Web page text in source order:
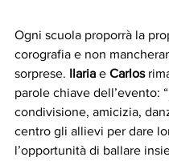
Ogni scuola proporrà la
corografia e non
sorprese. Ilaria e Carlos
parole chiave dell’evento:
condivisione, amicizia,
centro gli allievi per dare
l’opportunità di ballare